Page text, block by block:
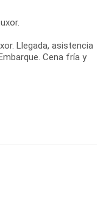
Llegada, asistencia
Cena fría y